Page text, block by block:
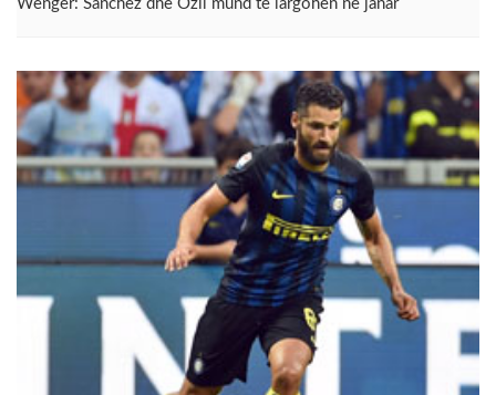
Wenger: Sanchez dhe Ozil mund të largohen në janar